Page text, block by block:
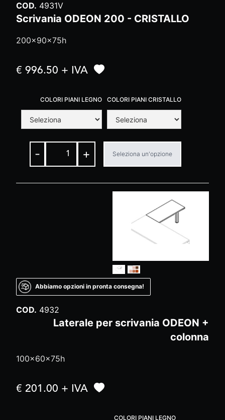
COD. 4931V
Scrivania ODEON 200 - CRISTALLO
200x90x75h
€ 996.50 + IVA
COLORI PIANI LEGNO COLORI PIANI CRISTALLO
- + Seleziona un'opzione
Abbiamo opzioni in pronta consegna!
COD. 4932
Laterale per scrivania ODEON +
colonna
100x60x75h
€ 201.00 + IVA
COLORI PIANI LEGNO